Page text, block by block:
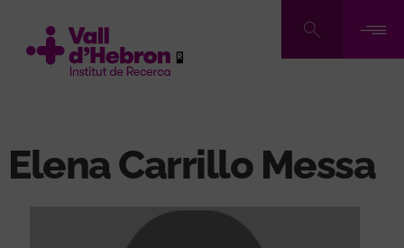
contingut
Elena Carrillo Messa